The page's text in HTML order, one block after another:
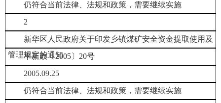
仍符合当前法律、法规和政策，需要继续实施
2
新华区人民政府关于印发乡镇煤矿安全资金提取使用及
管理规定的通知
平新政〔2005〕20号
2005.09.25
仍符合当前法律、法规和政策，需要继续实施